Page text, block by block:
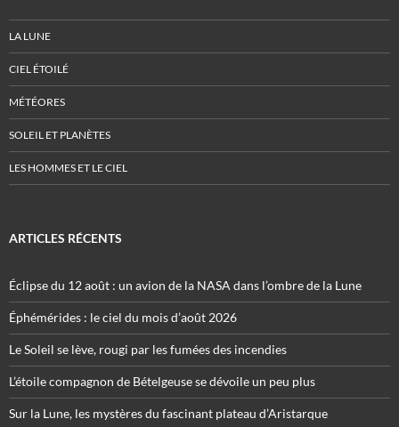
LA LUNE
CIEL ÉTOILÉ
MÉTÉORES
SOLEIL ET PLANÈTES
LES HOMMES ET LE CIEL
ARTICLES RÉCENTS
Éclipse du 12 août : un avion de la NASA dans l’ombre de la Lune
Éphémérides : le ciel du mois d’août 2026
Le Soleil se lève, rougi par les fumées des incendies
L’étoile compagnon de Bételgeuse se dévoile un peu plus
Sur la Lune, les mystères du fascinant plateau d’Aristarque